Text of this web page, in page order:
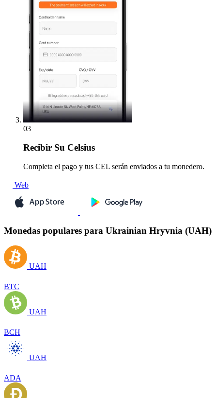
03
Recibir Su Celsius
Completa el pago y tus CEL serán enviados a tu monedero.
Web
Monedas populares para Ukrainian Hryvnia (UAH)
UAH
BTC
UAH
BCH
UAH
ADA